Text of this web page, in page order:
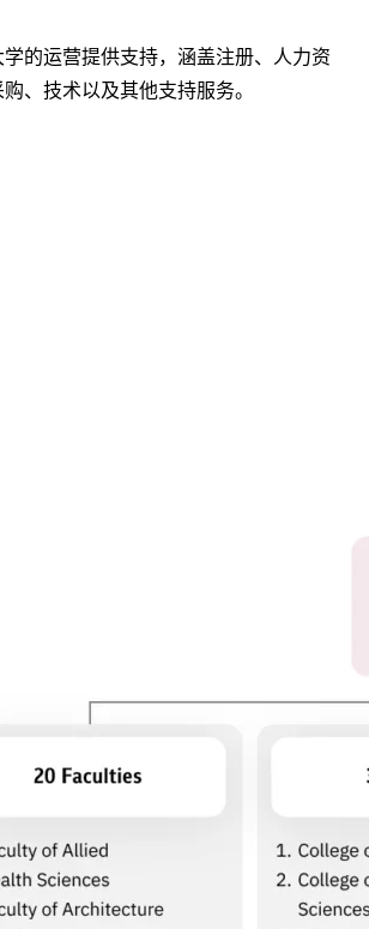
的运营提供支持，涵盖注册、人力资
、技术以及其他支持服务。